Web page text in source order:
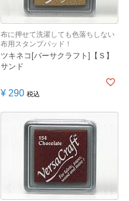
布に押せて洗濯しても色落ちしない
布用スタンプパッド！
ツキネコ[バーサクラフト]【Ｓ】
サンド
¥ 290 税込